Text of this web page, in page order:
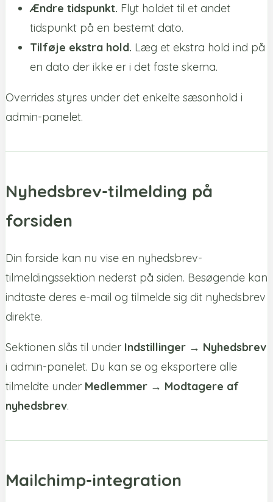
Ændre tidspunkt. Flyt holdet til et andet
tidspunkt på en bestemt dato.
Tilføje ekstra hold. Læg et ekstra hold ind på
en dato der ikke er i det faste skema.
Overrides styres under det enkelte sæsonhold i
admin-panelet.
Nyhedsbrev-tilmelding på
forsiden
Din forside kan nu vise en nyhedsbrev-
tilmeldingssektion nederst på siden. Besøgende kan
indtaste deres e-mail og tilmelde sig dit nyhedsbrev
direkte.
Sektionen slås til under Indstillinger → Nyhedsbrev
i admin-panelet. Du kan se og eksportere alle
tilmeldte under Medlemmer → Modtagere af
nyhedsbrev.
Mailchimp-integration